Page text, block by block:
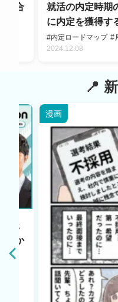
に合
就活の内定時期
に内定を獲得す
#内定ロードマップ #
2024.12.08
ェ
点か
漫画